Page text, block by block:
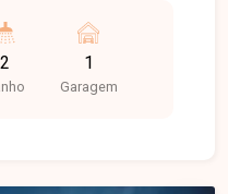
completa para
do Horizonte é mais
novo conceito de
2 1
Garagem